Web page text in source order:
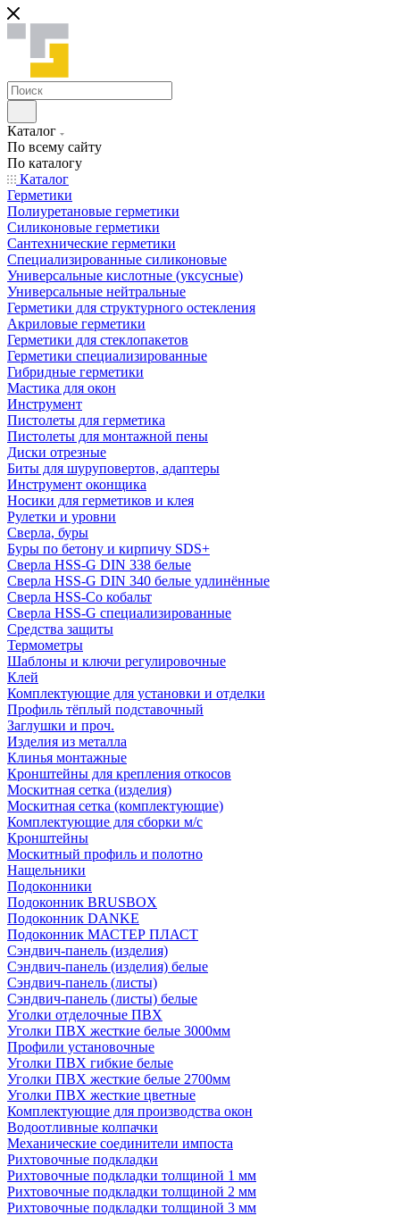
Каталог
По всему сайту
По каталогу
Каталог
Герметики
Полиуретановые герметики
Силиконовые герметики
Сантехнические герметики
Специализированные силиконовые
Универсальные кислотные (уксусные)
Универсальные нейтральные
Герметики для структурного остекления
Акриловые герметики
Герметики для стеклопакетов
Герметики специализированные
Гибридные герметики
Мастика для окон
Инструмент
Пистолеты для герметика
Пистолеты для монтажной пены
Диски отрезные
Биты для шуруповертов, адаптеры
Инструмент оконщика
Носики для герметиков и клея
Рулетки и уровни
Сверла, буры
Буры по бетону и кирпичу SDS+
Сверла HSS-G DIN 338 белые
Сверла HSS-G DIN 340 белые удлинённые
Сверла HSS-Co кобальт
Сверла HSS-G специализированные
Средства защиты
Термометры
Шаблоны и ключи регулировочные
Клей
Комплектующие для установки и отделки
Профиль тёплый подставочный
Заглушки и проч.
Изделия из металла
Клинья монтажные
Кронштейны для крепления откосов
Москитная сетка (изделия)
Москитная сетка (комплектующие)
Комплектующие для сборки м/с
Кронштейны
Москитный профиль и полотно
Нащельники
Подоконники
Подоконник BRUSBOX
Подоконник DANKE
Подоконник МАСТЕР ПЛАСТ
Сэндвич-панель (изделия)
Сэндвич-панель (изделия) белые
Сэндвич-панель (листы)
Сэндвич-панель (листы) белые
Уголки отделочные ПВХ
Уголки ПВХ жесткие белые 3000мм
Профили установочные
Уголки ПВХ гибкие белые
Уголки ПВХ жесткие белые 2700мм
Уголки ПВХ жесткие цветные
Комплектующие для производства окон
Водоотливные колпачки
Механические соединители импоста
Рихтовочные подкладки
Рихтовочные подкладки толщиной 1 мм
Рихтовочные подкладки толщиной 2 мм
Рихтовочные подкладки толщиной 3 мм